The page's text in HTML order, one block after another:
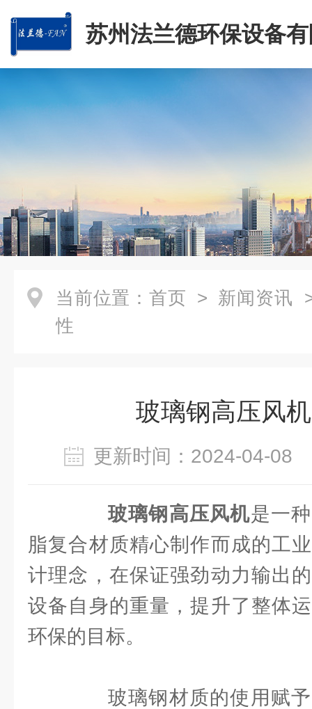
苏州法兰德环保设备
当前位置： 首页 > 新闻资讯
性
玻璃钢高压风
更新时间：2024-04-
玻璃钢高压风机是一
脂复合材质精心制作而成的工
计理念，在保证强劲动力输出
设备自身的重量，提升了整体
环保的目标。
玻璃钢材质的使用赋予